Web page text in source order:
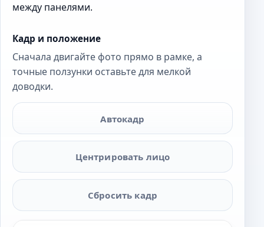
между панелями.
Кадр и положение
Сначала двигайте фото прямо в рамке, а
точные ползунки оставьте для мелкой
доводки.
Автокадр
Центрировать лицо
Сбросить кадр